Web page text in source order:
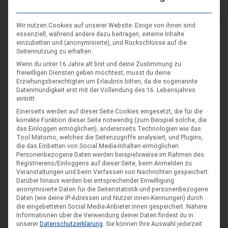
Du verwendest diese
title=""> <b> <blockquote cite=""> <cite>
<code> <del datetime=""> <em> <i> <q
cite=""> <s> <strike> <strong>
NAME *
E-MAIL *
Wir nutzen Cookies auf unserer Website. Einige von ihnen sind
essenziell, während andere dazu beitragen, externe Inhalte
einzubetten und (anonymisierte), und Rückschlüsse auf die
Seitennutzung zu erhalten.
Wenn du unter 16 Jahre alt bist und deine Zustimmung zu
freiwilligen Diensten geben möchtest, musst du deine
Erziehungsberechtigten um Erlaubnis bitten, da die sogenannte
Datenmündigkeit erst mit der Vollendung des 16. Lebensjahres
eintritt.
Einerseits werden auf dieser Seite Cookies eingesetzt, die für die
korrekte Funktion dieser Seite notwendig (zum Beispiel solche, die
das Einloggen ermöglichen), andererseits Technologien wie das
Tool Matomo, welches die Seitenzugriffe analysiert, und Plugins,
die das Einbetten von Social Media-Inhalten ermöglichen.
Personenbezogene Daten werden beispielsweise im Rahmen des
Registrierens/Einloggens auf dieser Seite, beim Anmelden zu
Veranstaltungen und beim Verfassen von Nachrichten gespeichert.
Darüber hinaus werden bei entsprechender Einwilligung
anonymisierte Daten für die Seitenstatistik und personenbezogene
Daten (wie deine IP-Adressen und Nutzer:innen-Kennungen) durch
die eingebetteten Social Media-Anbieter:innen gespeichert. Nähere
Informationen über die Verwendung deiner Daten findest du in
unserer Datenschutzerklärung. Sie können Ihre Auswahl jederzeit